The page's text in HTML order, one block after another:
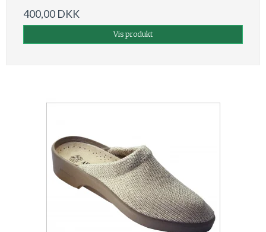
400,00 DKK
Vis produkt